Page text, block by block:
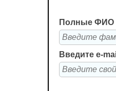
Полные ФИО
Введите e-